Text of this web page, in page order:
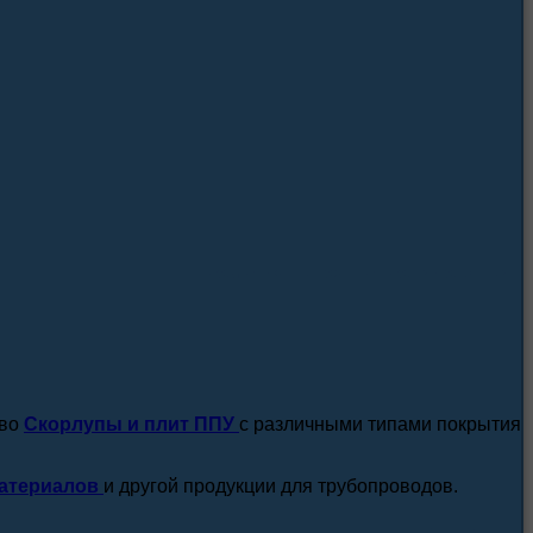
Скорлупы и плит ППУ с различными типами покрытия
и другой продукции для трубопроводов.